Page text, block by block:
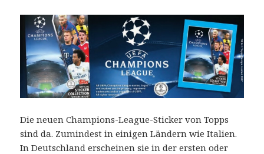
Die neuen Champions-League-Sticker von Topps
sind da. Zumindest in einigen Ländern wie Italien.
In Deutschland erscheinen sie in der ersten oder